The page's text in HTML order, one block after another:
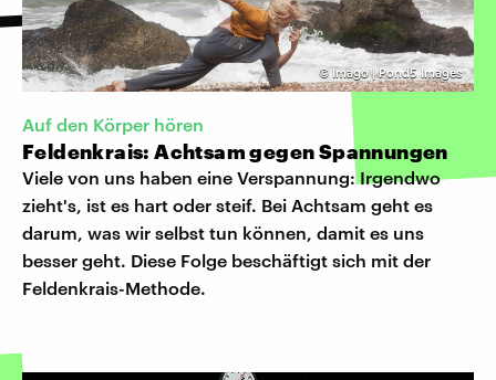
©Imago | Pond5 Images
Auf den Körper hören
Feldenkrais: Achtsam gegen Spannungen
Viele von uns haben eine Verspannung: Irgendwo
zieht's, ist es hart oder steif. Bei Achtsam geht es
darum, was wir selbst tun können, damit es uns
besser geht. Diese Folge beschäftigt sich mit der
Feldenkrais-Methode.